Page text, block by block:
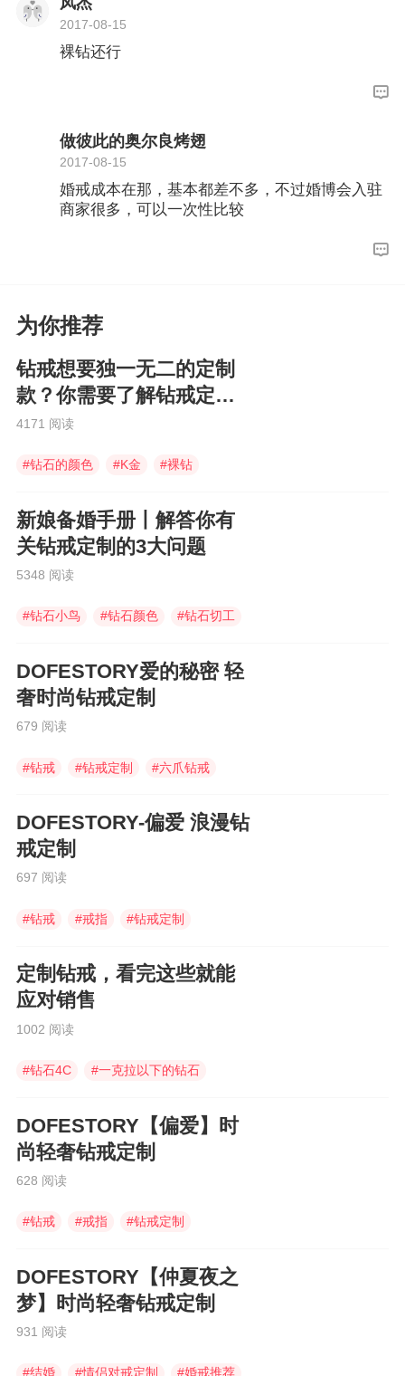
2017-08-15
裸钻还行
做彼此的奥尔良烤翅
2017-08-15
婚戒成本在那，基本都差不多，不过婚博会入驻
商家很多，可以一次性比较
为你推荐
钻戒想要独一无二的定制
款？你需要了解钻戒定制3
大问题！
4171 阅读
#钻石的颜色 #K金 #裸钻
新娘备婚手册丨解答你有
关钻戒定制的3大问题
5348 阅读
#钻石小鸟 #钻石颜色 #钻石切工
DOFESTORY爱的秘密 轻
奢时尚钻戒定制
679 阅读
#钻戒 #钻戒定制 #六爪钻戒
DOFESTORY-偏爱 浪漫钻
戒定制
697 阅读
#钻戒 #戒指 #钻戒定制
定制钻戒，看完这些就能
应对销售
1002 阅读
#钻石4C #一克拉以下的钻石
DOFESTORY【偏爱】时
尚轻奢钻戒定制
628 阅读
#钻戒 #戒指 #钻戒定制
DOFESTORY【仲夏夜之
梦】时尚轻奢钻戒定制
931 阅读
#结婚 #情侣对戒定制 #婚戒推荐